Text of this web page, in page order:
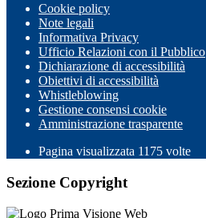
Cookie policy
Note legali
Informativa Privacy
Ufficio Relazioni con il Pubblico
Dichiarazione di accessibilità
Obiettivi di accessibilità
Whistleblowing
Gestione consensi cookie
Amministrazione trasparente
Pagina visualizzata 1175 volte
Sezione Copyright